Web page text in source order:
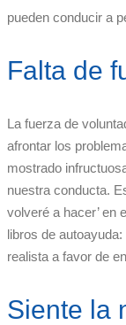
pueden conducir a
Falta de
La fuerza de
afrontar los
mostrado
nuestra conducta.
volveré a hacer’ en
libros de autoayuda:
realista a favor de
Siente la